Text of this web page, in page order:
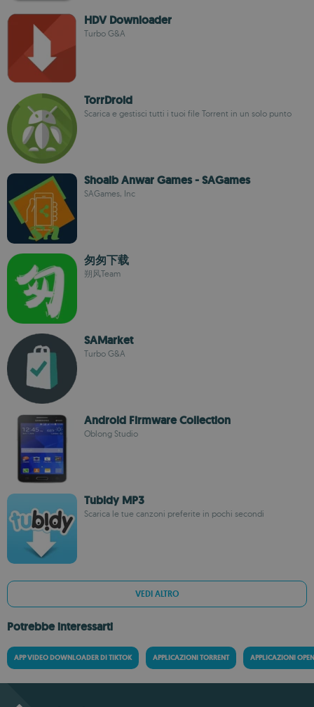
HDV Downloader
Turbo G&A
TorrDroid
Scarica e gestisci tutti i tuoi file Torrent in un solo punto
Shoaib Anwar Games - SAGames
SAGames, Inc
匆匆下载
朔风Team
SAMarket
Turbo G&A
Android Firmware Collection
Oblong Studio
Tubidy MP3
Scarica le tue canzoni preferite in pochi secondi
VEDI ALTRO
Potrebbe interessarti
APP VIDEO DOWNLOADER DI TIKTOK APPLICAZIONI TORRENT APPLICAZIONI